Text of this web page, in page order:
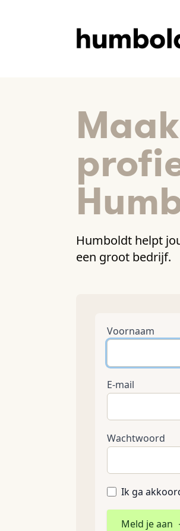
Humboldt helpt
een groot bedrijf.
Voornaam
E-mail
Wachtwoord
Ik ga
Meld je aan